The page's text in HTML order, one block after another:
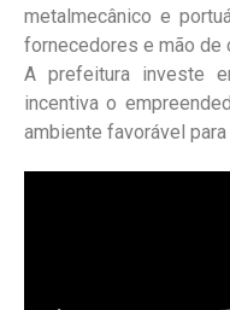
metalmecânico e
fornecedores e mão de
A prefeitura investe
incentiva o
ambiente favorável